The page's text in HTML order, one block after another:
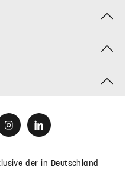
der in Deutschland